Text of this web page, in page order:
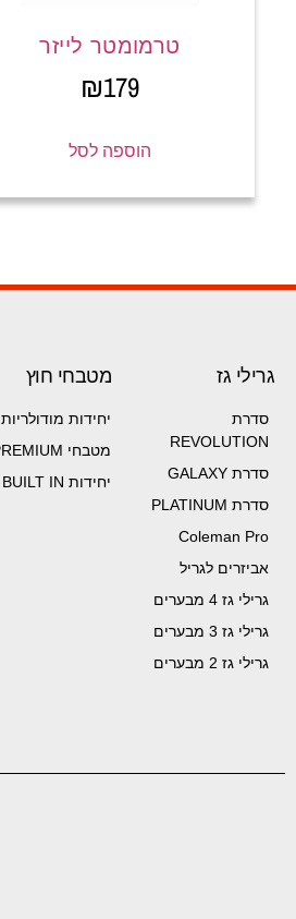
טרמומטר לייזר
₪179
הוספה לסל
גרילי גז
סדרת
REVOLUTION
סדרת GALAXY
סדרת PLATINUM
Coleman Pro
אביזרים לגריל
גרילי גז 4 מבערים
גרילי גז 3 מבערים
גרילי גז 2 מבערים
מטבחי חוץ
יחידות מודולריות
מטבחי PREMIUM
יחידות BUILT IN